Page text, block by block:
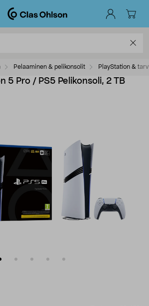
Pelaaminen & pelikonsolit PlayStation &
5 Pro / PS5 Pelikonsoli, 2 TB